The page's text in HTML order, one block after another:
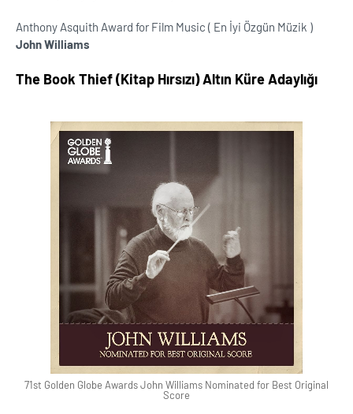
Anthony Asquith Award for Film Music ( En İyi Özgün Müzik )
John Williams
The Book Thief (Kitap Hırsızı) Altın Küre Adaylığı
71st Golden Globe Awards John Williams Nominated for Best Original
Score